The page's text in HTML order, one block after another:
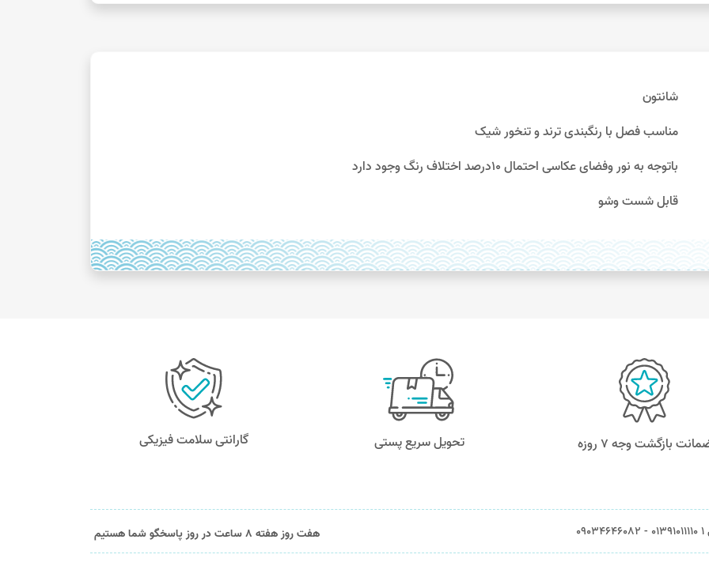
شانتون
مناسب فصل با رنگبندی ترند و تنخور شیک
باتوجه به نور وفضای عکاسی احتمال 10درصد اختلاف رنگ وجود دارد
قابل شست وشو
بازگشت وجه ۷ روزه تحویل سریع پستی گارانتی سلامت فیزیکی
هفت روز هفته 8 ساعت در روز پاسخگو شما هستیم